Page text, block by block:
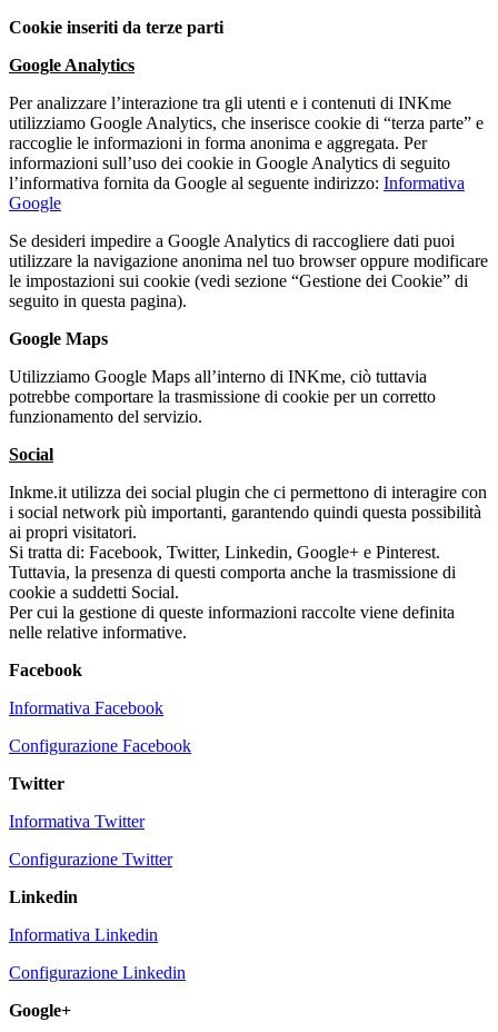
Cookie inseriti da terze parti
Google Analytics
Per analizzare l’interazione tra gli utenti e i contenuti di INKme
utilizziamo Google Analytics, che inserisce cookie di “terza parte” e
raccoglie le informazioni in forma anonima e aggregata. Per
informazioni sull’uso dei cookie in Google Analytics di seguito
l’informativa fornita da Google al seguente indirizzo: Informativa
Google
Se desideri impedire a Google Analytics di raccogliere dati puoi
utilizzare la navigazione anonima nel tuo browser oppure modificare
le impostazioni sui cookie (vedi sezione “Gestione dei Cookie” di
seguito in questa pagina).
Google Maps
Utilizziamo Google Maps all’interno di INKme, ciò tuttavia
potrebbe comportare la trasmissione di cookie per un corretto
funzionamento del servizio.
Social
Inkme.it utilizza dei social plugin che ci permettono di interagire con
i social network più importanti, garantendo quindi questa possibilità
ai propri visitatori.
Si tratta di: Facebook, Twitter, Linkedin, Google+ e Pinterest.
Tuttavia, la presenza di questi comporta anche la trasmissione di
cookie a suddetti Social.
Per cui la gestione di queste informazioni raccolte viene definita
nelle relative informative.
Facebook
Informativa Facebook
Configurazione Facebook
Twitter
Informativa Twitter
Configurazione Twitter
Linkedin
Informativa Linkedin
Configurazione Linkedin
Google+